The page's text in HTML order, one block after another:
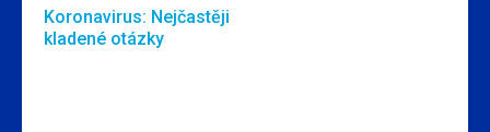
Koronavirus: Nejčastěji
kladené otázky